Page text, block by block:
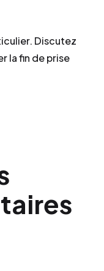
Discutez
la fin de prise